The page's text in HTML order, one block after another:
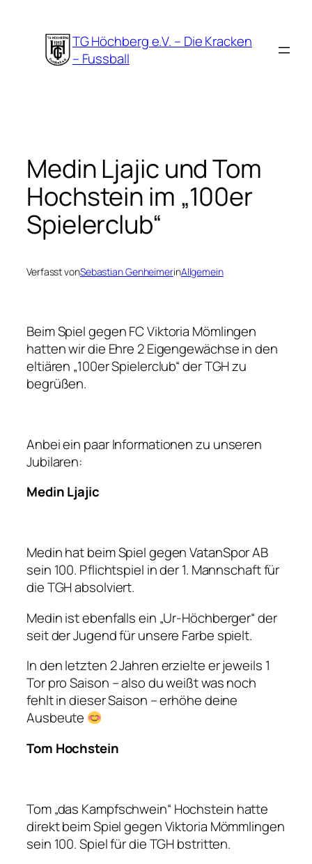
springen
TG Höchberg e.V. – Die Kracken
– Fussball
Medin Ljajic und Tom
Hochstein im „100er
Spielerclub“
Verfasst vonSebastian GenheimerinAllgemein
Beim Spiel gegen FC Viktoria Mömlingen
hatten wir die Ehre 2 Eigengewächse in den
eltiären „100er Spielerclub“ der TGH zu
begrüßen.
Anbei ein paar Informationen zu unseren
Jubilaren:
Medin Ljajic
Medin hat beim Spiel gegen VatanSpor AB
sein 100. Pflichtspiel in der 1. Mannschaft für
die TGH absolviert.
Medin ist ebenfalls ein „Ur-Höchberger“ der
seit der Jugend für unsere Farbe spielt.
In den letzten 2 Jahren erzielte er jeweils 1
Tor pro Saison – also du weißt was noch
fehlt in dieser Saison – erhöhe deine
Ausbeute
Tom Hochstein
Tom „das Kampfschwein“ Hochstein hatte
direkt beim Spiel gegen Viktoria Mömmlingen
sein 100. Spiel für die TGH bstritten.